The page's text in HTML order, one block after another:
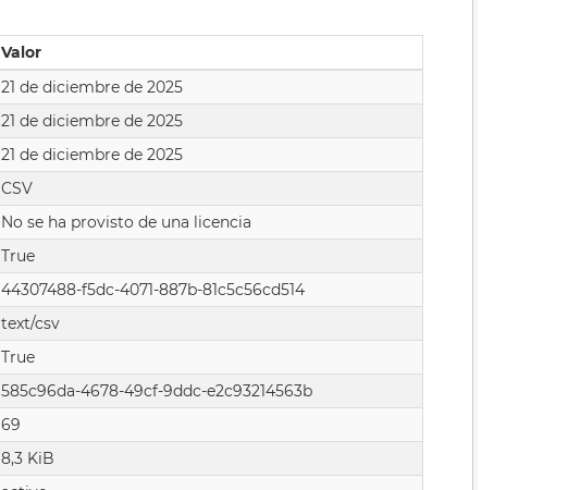
Valor
21 de diciembre de 2025
21 de diciembre de 2025
21 de diciembre de 2025
CSV
No se ha provisto de una licencia
True
44307488-f5dc-4071-887b-81c5c56cd514
text/csv
True
585c96da-4678-49cf-9ddc-e2c93214563b
69
8,3 KiB